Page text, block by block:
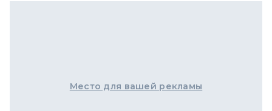
Место для вашей рекламы